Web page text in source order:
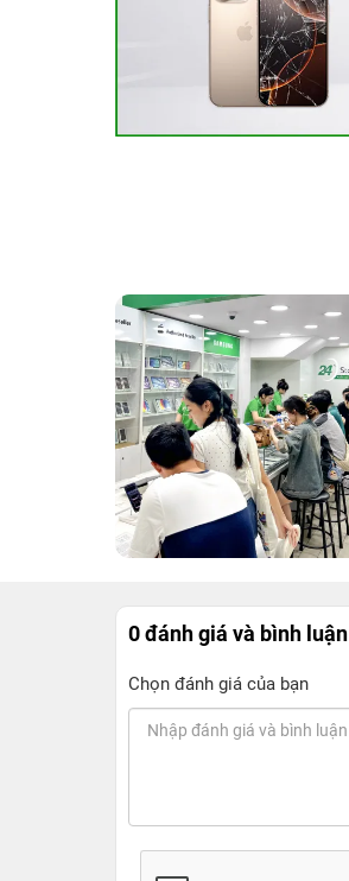
0 đánh giá và bình luận
Chọn đánh giá của bạn